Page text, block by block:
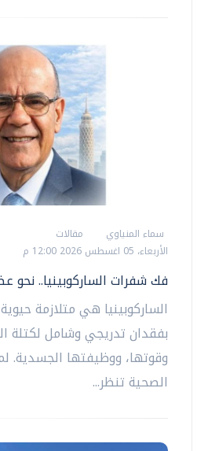
سماء المنياوي
مقالات
الأربعاء، 05 اغسطس 2026 12:00 م
فك شفرات الساركوبينيا.. نحو
الساركوبينيا هي متلازمة
بفقدان تدريجي وشامل لكتلة
وقوتها، ووظيفتها الجسدية.
الصحية تنظر...